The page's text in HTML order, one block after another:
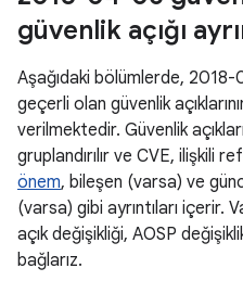
güvenlik açığı
Aşağıdaki bölümlerde,
geçerli olan güvenlik
verilmektedir. Güvenlik
gruplandırılır ve CVE, ilişkili
önem, bileşen (varsa) ve
(varsa) gibi ayrıntıları içerir.
açık değişikliği, AOSP
bağlarız.